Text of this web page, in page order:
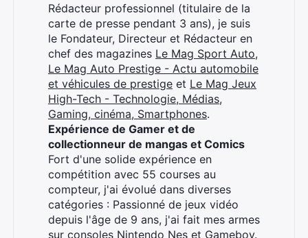
Rédacteur professionnel (titulaire de la
carte de presse pendant 3 ans), je suis
le Fondateur, Directeur et Rédacteur en
chef des magazines Le Mag Sport Auto,
Le Mag Auto Prestige - Actu automobile
et véhicules de prestige et Le Mag Jeux
High-Tech - Technologie, Médias,
Gaming, cinéma, Smartphones.
Expérience de Gamer et de
collectionneur de mangas et Comics
Fort d'une solide expérience en
compétition avec 55 courses au
compteur, j'ai évolué dans diverses
catégories : Passionné de jeux vidéo
depuis l'âge de 9 ans, j'ai fait mes armes
sur consoles Nintendo Nes et Gameboy.